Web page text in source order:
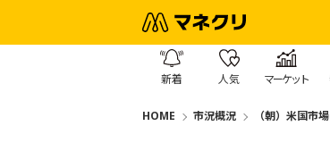
新着 人気 マーケット
HOME 市況概況 （朝）米国市